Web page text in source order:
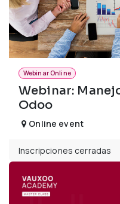
Webinar Online
Webinar:
Odoo
Online event
Inscripciones cerradas